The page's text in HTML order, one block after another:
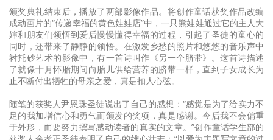
颁奖典礼结束后，播放了两部影像作品。将创作童话获奖作品改编
成动画片的“传递幸福的黄色娃娃店”中，一只熊娃娃通过它的主人大
婶和朋友们领悟到爱后慢慢懂得幸福的过程，引起了圣徒的童心的
同时，还带来了静静的领悟。在激发乡愁的照片和悠悠的音乐声中
衬托砂艺术的影像中，有一首诗叫作《另一个脐带》。这首诗描述
了就像十月怀胎期间向胎儿供给营养的脐带一样，直到子女成长为
止不断付出牺牲的母亲之爱，真是扣人心弦。
随笔的获奖人尹恩珠圣徒说出了自己的感想：“感觉是为了给实力不
足的我加增信心和勇气而颁发的奖项，真是感谢。今后我不会偏重
于外形，而要努力撰写感动读者的真实的文章。”创作童话学生部的